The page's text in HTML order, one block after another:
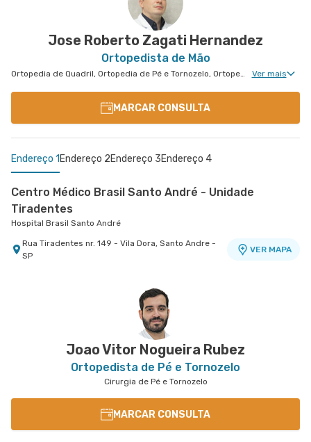
Jose Roberto Zagati Hernandez
Ortopedista de Mão
Ortopedia de Quadril, Ortopedia de Pé e Tornozelo, Ortopedia de Ombro, Ortopedia de Joelho, Ortopedia de Coluna, Ortopedia Geral, Cirurgia de Joelho, Cirurgia de Coluna, Cirurgia de Punho, Disturbios de Movimento, Ortopedia Oncológica, Reconstrução e Alongamento Ósseo, Ortopedia de Punho, Ortopedia de Cotovelo, Ortopedia Pediátrica, Cirurgia de Cotovelo, Cirurgia de Quadril, Cirurgia de Ombro, Cirurgia de Pé e Tornozelo, Cirurgia de Mão Ver mais
MARCAR CONSULTA
Endereço 1 Endereço 2Endereço 3Endereço 4
Centro Médico Brasil Santo André - Unidade
Tiradentes
Hospital Brasil Santo André
Rua Tiradentes nr. 149 - Vila Dora, Santo Andre -
SP
VER MAPA
Avenida Alvaro Guimaraes nr. 3033 - Assuncao,
Rua Fernando Falcao nr. 1222 - Mooca, Sao Paulo
Avenida Tiradentes nr. 1803 Centro Medico 10°
Andar - Jardim Guarulhos, Guarulhos - SP
Joao Vitor Nogueira Rubez
Ortopedista de Pé e Tornozelo
Cirurgia de Pé e Tornozelo
MARCAR CONSULTA